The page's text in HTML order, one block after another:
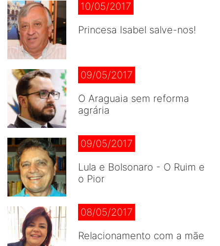
10/05/2017
Princesa Isabel salve-nos!
09/05/2017
O Araguaia sem reforma
agrária
09/05/2017
Lula e Bolsonaro - O Ruim e
o Pior
08/05/2017
Relacionamento com a mãe